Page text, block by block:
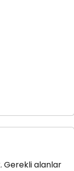
Gerekli alanlar